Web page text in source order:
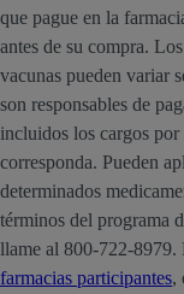
que pague en la
antes de su compra.
vacunas pueden variar
son responsables de
incluidos los cargos
corresponda. Pueden
determinados
términos del programa
llame al 800-722-8979.
farmacias participantes,